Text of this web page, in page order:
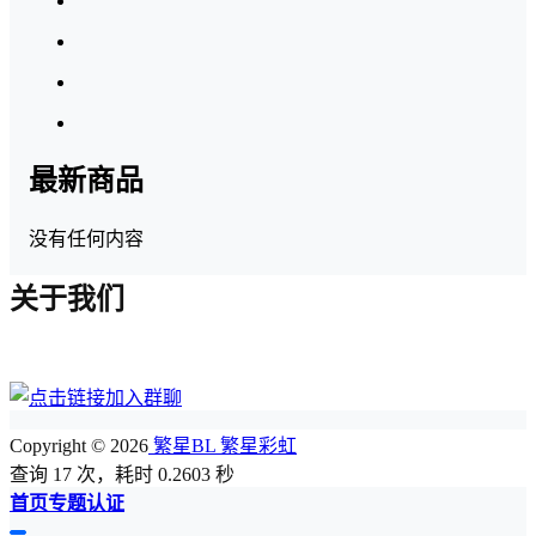
最新商品
没有任何内容
关于我们
Copyright © 2026 繁星BL 繁星彩虹
查询 17 次，耗时 0.2603 秒
首页专题认证